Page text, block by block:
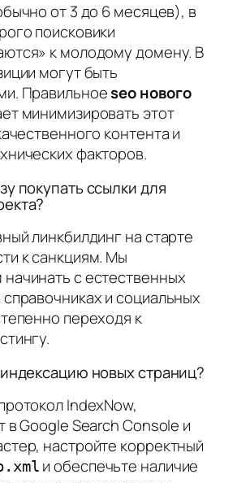
от 3 до 6 месяцев), в
поисковики
к молодому домену. В
могут быть
Правильноеseo нового
минимизировать этот
контента и
факторов.
покупать ссылки для
линкбилдинг на старте
к санкциям. Мы
с естественных
и социальных
переходя к
новых страниц?
IndexNow,
в Google Search Console и
настройте корректный
и обеспечьте наличие